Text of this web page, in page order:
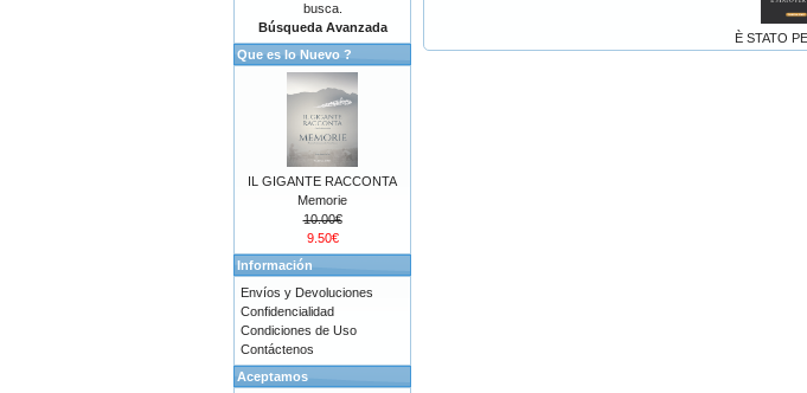
È STATO
busca.
Búsqueda Avanzada
Que es lo Nuevo ?
IL GIGANTE RACCONTA
Memorie
10.00€
9.50€
Información
Envíos y Devoluciones
Confidencialidad
Condiciones de Uso
Contáctenos
Aceptamos